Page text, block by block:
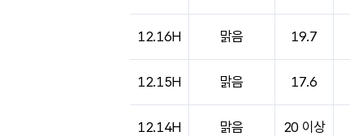
12.16H 맑음 19.7
12.15H 맑음 17.6
12.14H 맑음 20 이상